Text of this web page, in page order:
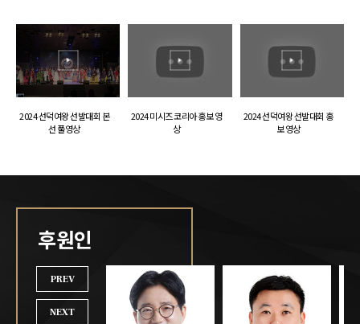
2024 선덕여왕 선발대회 본
선 풀영상
2024 미시즈 코리아 홍보 영
상
2024 선덕여왕 선발대회 홍
보 영상
후원인
PREV
NEXT